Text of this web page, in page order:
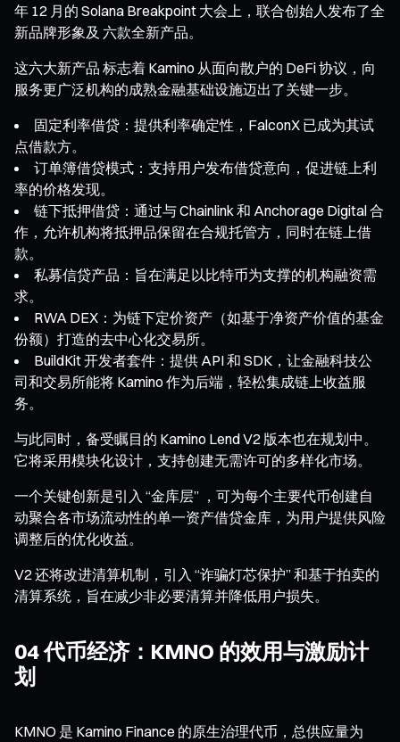
年 12 月的 Solana Breakpoint 大会上，联合创始人发布了全
新品牌形象及 六款全新产品。
这六大新产品 标志着 Kamino 从面向散户的 DeFi 协议，向
服务更广泛机构的成熟金融基础设施迈出了关键一步。
固定利率借贷：提供利率确定性，FalconX 已成为其试
点借款方。
订单簿借贷模式：支持用户发布借贷意向，促进链上利
率的价格发现。
链下抵押借贷：通过与 Chainlink 和 Anchorage Digital 合
作，允许机构将抵押品保留在合规托管方，同时在链上借
款。
私募信贷产品：旨在满足以比特币为支撑的机构融资需
求。
RWA DEX：为链下定价资产（如基于净资产价值的基金
份额）打造的去中心化交易所。
BuildKit 开发者套件：提供 API 和 SDK，让金融科技公
司和交易所能将 Kamino 作为后端，轻松集成链上收益服
务。
与此同时，备受瞩目的 Kamino Lend V2 版本也在规划中。
它将采用模块化设计，支持创建无需许可的多样化市场。
一个关键创新是引入 “金库层” ，可为每个主要代币创建自
动聚合各市场流动性的单一资产借贷金库，为用户提供风险
调整后的优化收益。
V2 还将改进清算机制，引入 “诈骗灯芯保护” 和基于拍卖的
清算系统，旨在减少非必要清算并降低用户损失。
04 代币经济：KMNO 的效用与激励计
划
KMNO 是 Kamino Finance 的原生治理代币，总供应量为